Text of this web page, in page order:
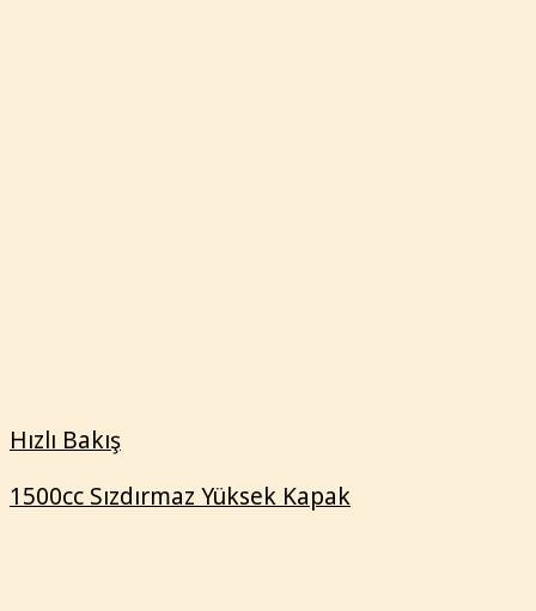
1500cc Sızdırmaz Yüksek Kapak